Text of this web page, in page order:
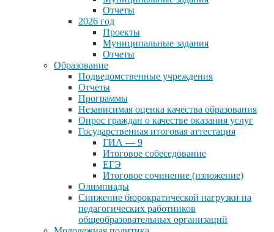
Отчеты
2026 год
Проекты
Муниципальные задания
Отчеты
Образование
Подведомственные учреждения
Отчеты
Программы
Независимая оценка качества образования
Опрос граждан о качестве оказания услуг
Государственная итоговая аттестация
ГИА — 9
Итоговое собеседование
ЕГЭ
Итоговое сочинение (изложение)
Олимпиады
Снижение бюрократической нагрузки на
педагогических работников
общеобразовательных организаций